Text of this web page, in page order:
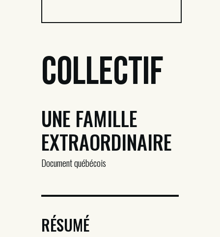
Collectif
UNE FAMILLE
EXTRAORDINAIRE
Document québécois
RÉSUMÉ